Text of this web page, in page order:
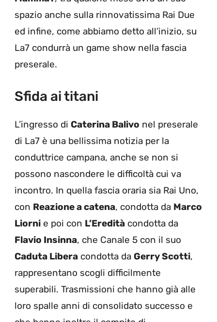
spazio anche sulla rinnovatissima Rai Due
ed infine, come abbiamo detto all’inizio, su
La7 condurrà un game show nella fascia
preserale.
Sfida ai titani
L’ingresso di Caterina Balivo nel preserale
di La7 è una bellissima notizia per la
conduttrice campana, anche se non si
possono nascondere le difficoltà cui va
incontro. In quella fascia oraria sia Rai Uno,
con Reazione a catena, condotta da Marco
Liorni e poi con L’Eredità condotta da
Flavio Insinna, che Canale 5 con il suo
Caduta Libera condotta da Gerry Scotti,
rappresentano scogli difficilmente
superabili. Trasmissioni che hanno già alle
loro spalle anni di consolidato successo e